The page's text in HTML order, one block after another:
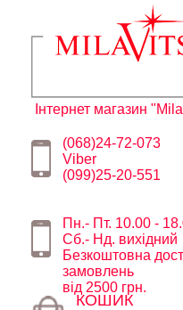
Інтернет магазин
(068)24-72-073
Viber
(099)25-20-551
Пн.- Пт. 10.00 -
Сб.- Нд. вихідний
Безкоштовна
замовлень
від 2500 грн.
КОШИК